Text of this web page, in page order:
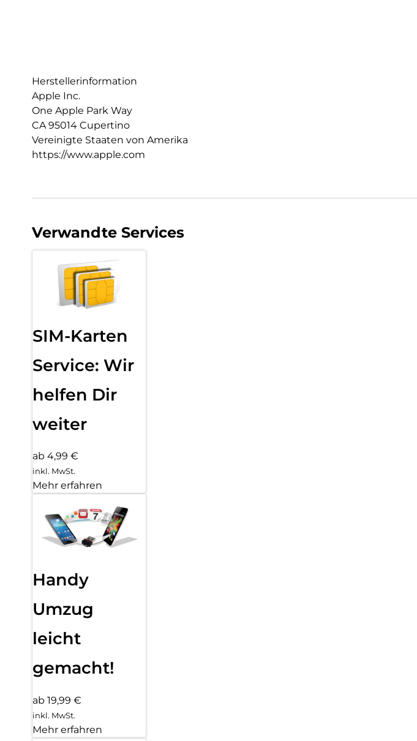
Herstellerinformation
Apple Inc.
One Apple Park Way
CA 95014 Cupertino
Vereinigte Staaten von Amerika
https://www.apple.com
Verwandte Services
SIM-Karten
Service: Wir
helfen Dir
weiter
ab 4,99 €
inkl. MwSt.
Mehr erfahren
Handy
Umzug
leicht
gemacht!
ab 19,99 €
inkl. MwSt.
Mehr erfahren